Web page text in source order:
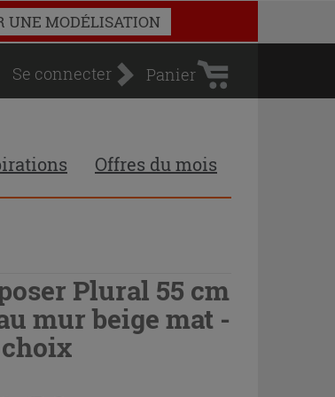
UNE MODÉLISATION
Se connecter
Panier
d'achat
Panier
Offres du mois
Plural 55 cm
mur beige mat -